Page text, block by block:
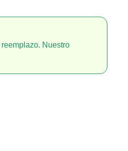
Nuestro